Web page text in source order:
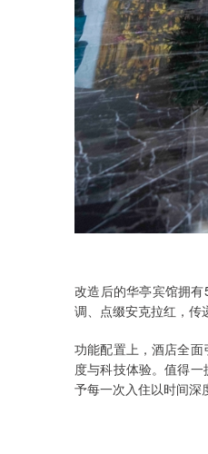
改造后的华亭宾馆拥
调、点缀安克拉红，传
功能配置上，酒店全
度与科技体验。值得
予每一次入住以时间深